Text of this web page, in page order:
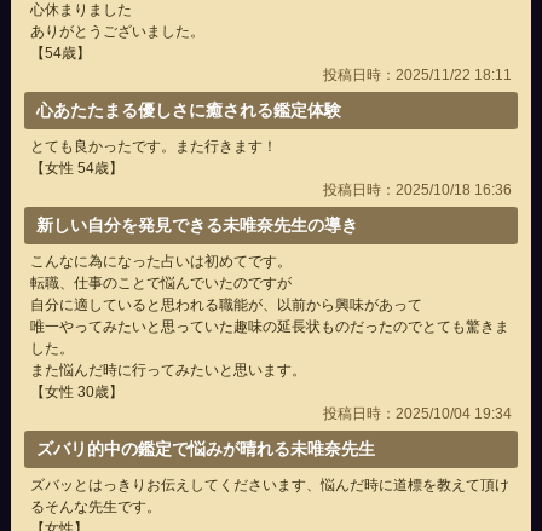
心休まりました
ありがとうございました。
【54歳】
投稿日時：2025/11/22 18:11
心あたたまる優しさに癒される鑑定体験
とても良かったです。また行きます！
【女性 54歳】
投稿日時：2025/10/18 16:36
新しい自分を発見できる未唯奈先生の導き
こんなに為になった占いは初めてです。
転職、仕事のことで悩んでいたのですが
自分に適していると思われる職能が、以前から興味があって
唯一やってみたいと思っていた趣味の延長状ものだったのでとても驚きま
した。
また悩んだ時に行ってみたいと思います。
【女性 30歳】
投稿日時：2025/10/04 19:34
ズバリ的中の鑑定で悩みが晴れる未唯奈先生
ズバッとはっきりお伝えしてくださいます、悩んだ時に道標を教えて頂け
るそんな先生です。